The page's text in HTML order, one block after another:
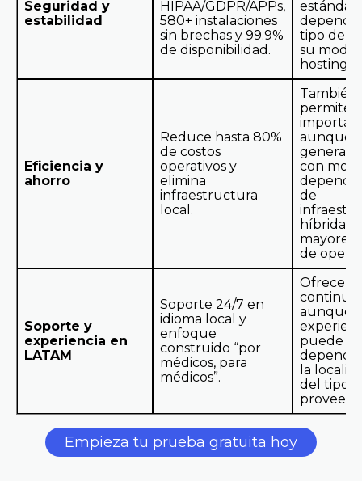
Seguridad y
estabilidad
HIPAA/GDPR/APPs,
580+ instalaciones
sin brechas y 99.9%
de disponibilidad.
tipo de
su
hosting.
Eficiencia y
ahorro
Reduce hasta 80%
de costos
operativos y
elimina
infraestructura
local.
También
aunque
con
de
híbrida o
mayores
de
Soporte y
experiencia en
LATAM
Soporte 24/7 en
idioma local y
enfoque
construido “por
médicos, para
médicos”.
Ofrecen
continuo,
aunque
puede
la
del tipo
Empieza tu prueba gratuita hoy